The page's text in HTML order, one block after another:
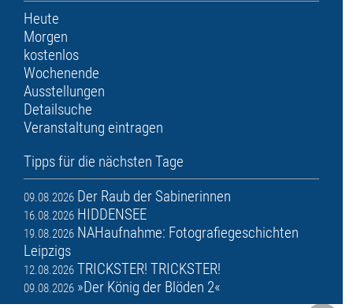
Heute
Morgen
kostenlos
Wochenende
Ausstellungen
Detailsuche
Veranstaltung eintragen
Tipps für die nächsten Tage
09.08.2026 Der Raub der Sabinerinnen
16.08.2026 HIDDENSEE
19.08.2026 NAHaufnahme: Fotografiegeschichten
Leipzigs
12.08.2026 TRICKSTER! TRICKSTER!
09.08.2026 »Der König der Blöden 2«